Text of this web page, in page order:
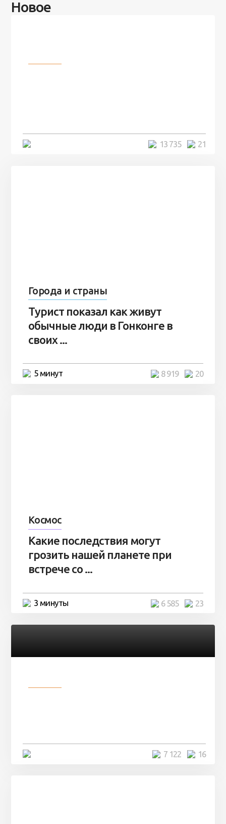
Новое
21
13 735
Города и страны
Турист показал как живут
обычные люди в Гонконге в
своих ...
5 минут 20
8 919
Космос
Какие последствия могут
грозить нашей планете при
встрече со ...
3 минуты 23
6 585
16
7 122